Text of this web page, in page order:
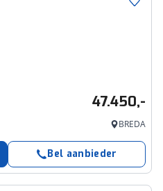
47.450,-
BREDA
Bel aanbieder